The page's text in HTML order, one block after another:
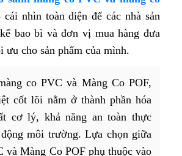
cái nhìn toàn diện để các nhà sản
bao bì và đơn vị mua hàng đưa
ưu cho sản phẩm của mình.
co PVC và Màng Co POF,
cốt lõi nằm ở thành phần hóa
cơ lý, khả năng an toàn thực
môi trường. Lựa chọn giữa
và Màng Co POF phụ thuộc vào